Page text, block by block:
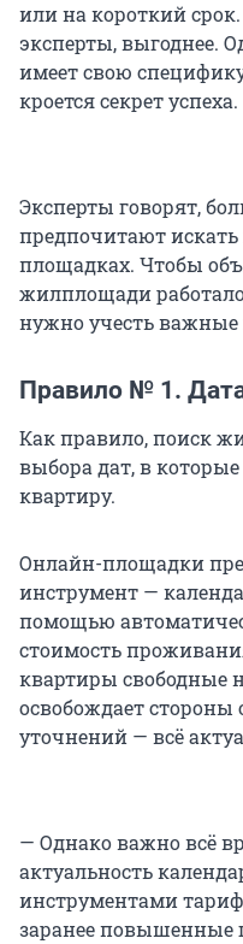
или на короткий
эксперты, выгоднее.
имеет свою
кроется секрет успеха.
Эксперты говорят,
предпочитают
площадках. Чтобы
жилплощади работало
нужно учесть важные
Правило № 1.
Как правило, поиск
выбора дат, в
квартиру.
Онлайн-площадки
инструмент —
помощью
стоимость
квартиры свободные
освобождает стороны
уточнений — всё
— Однако важно всё
актуальность
инструментами
заранее повышенные